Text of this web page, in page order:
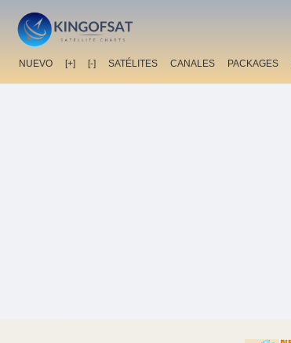
NUEVO [+] [-] SATÉLITES CANALES PACKAGES